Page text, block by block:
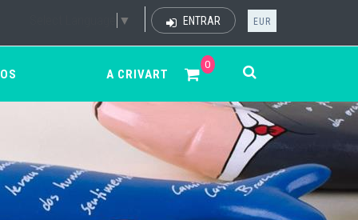
▼ ENTRAR EUR
0
A CRIVART